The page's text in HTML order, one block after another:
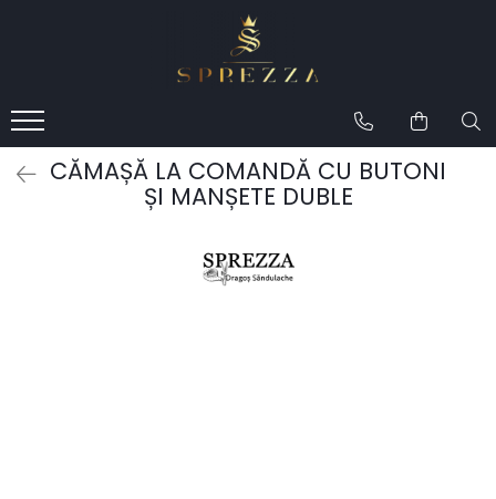
Costume de mire 2026
Redingotă bărbați
Frac bărbați
CĂMAȘĂ LA COMANDĂ CU BUTONI
ȘI MANȘETE DUBLE